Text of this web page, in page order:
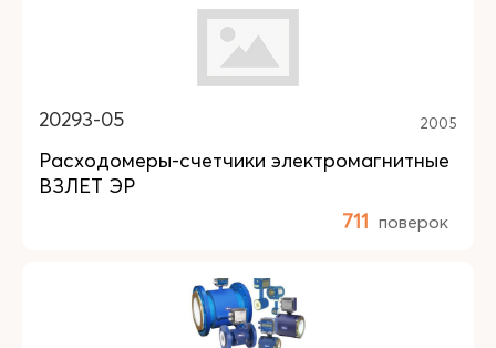
20293-05 2005
Расходомеры-счетчики электромагнитные
ВЗЛЕТ ЭР
711 поверок